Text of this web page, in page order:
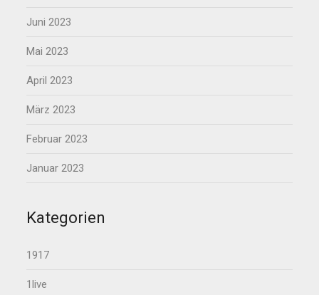
Juni 2023
Mai 2023
April 2023
März 2023
Februar 2023
Januar 2023
Kategorien
1917
1live